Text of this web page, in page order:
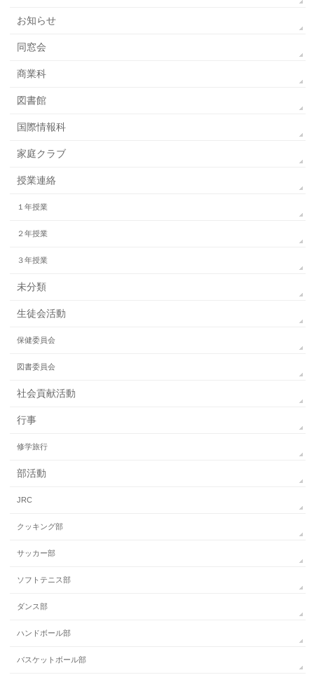
お知らせ
同窓会
商業科
図書館
国際情報科
家庭クラブ
授業連絡
１年授業
２年授業
３年授業
未分類
生徒会活動
保健委員会
図書委員会
社会貢献活動
行事
修学旅行
部活動
JRC
クッキング部
サッカー部
ソフトテニス部
ダンス部
ハンドボール部
バスケットボール部